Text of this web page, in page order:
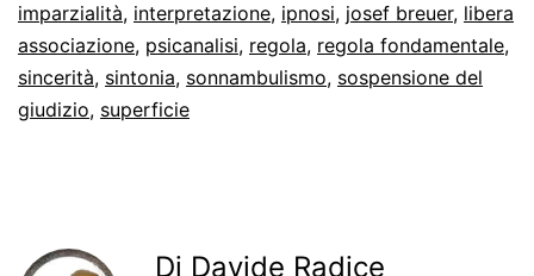
imparzialità, interpretazione, ipnosi, josef breuer, libera
associazione, psicanalisi, regola, regola fondamentale,
sincerità, sintonia, sonnambulismo, sospensione del
giudizio, superficie
Di Davide Radice